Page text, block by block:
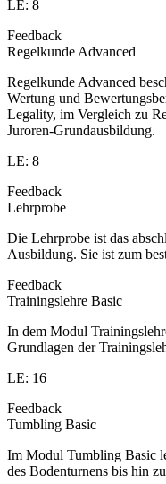
LE: 8
Feedback
Regelkunde Advanced
Regelkunde Advanced
Wertung und
Legality, im Vergleich zu
Juroren-Grundausbildung.
LE: 8
Feedback
Lehrprobe
Die Lehrprobe ist das
Ausbildung. Sie ist zum
Feedback
Trainingslehre Basic
In dem Modul
Grundlagen der
LE: 16
Feedback
Tumbling Basic
Im Modul Tumbling Basic
des Bodenturnens bis hin